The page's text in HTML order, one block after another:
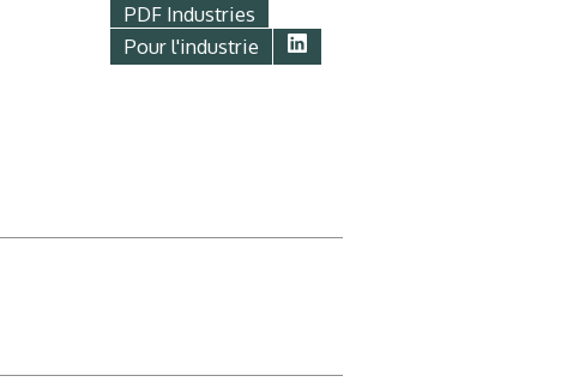
PDF Industries
Pour l'industrie